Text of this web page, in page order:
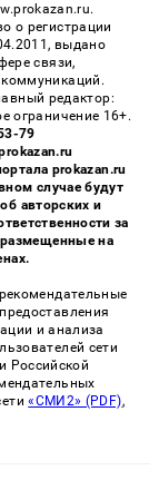
о регистрации
выдано
связи,
редактор:
ограничение 16+.
79
prokazan.ru
случае будут
авторских и
за
на
и анализа
сети
Российской
«СМИ2» (PDF),